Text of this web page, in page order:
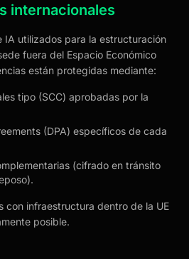
internacionales
IA utilizados para la estructuración
fuera del Espacio Económico
están protegidas mediante:
tipo (SCC) aprobadas por la
(DPA) específicos de cada
(cifrado en tránsito
con infraestructura dentro de la UE
posible.